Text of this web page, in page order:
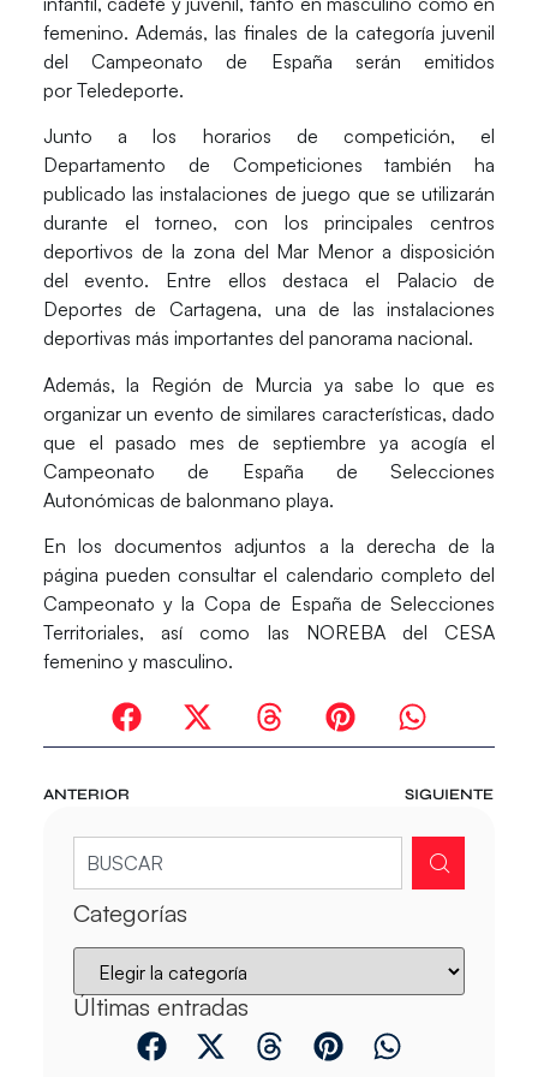
femenino. Además, las finales de la categoría juvenil
del Campeonato de España serán emitidos
por Teledeporte.
Junto a los horarios de competición, el
Departamento de Competiciones también ha
publicado las instalaciones de juego que se utilizarán
durante el torneo, con los principales centros
deportivos de la zona del Mar Menor a disposición
del evento. Entre ellos destaca el Palacio de
Deportes de Cartagena, una de las instalaciones
deportivas más importantes del panorama nacional.
Además, la Región de Murcia ya sabe lo que es
organizar un evento de similares características, dado
que el pasado mes de septiembre ya acogía el
Campeonato de España de Selecciones
Autonómicas de balonmano playa.
En los documentos adjuntos a la derecha de la
página pueden consultar el calendario completo del
Campeonato y la Copa de España de Selecciones
Territoriales, así como las NOREBAdel CESA
femenino y masculino.
ANTERIOR SIGUIENTE
Categorías
Últimas entradas